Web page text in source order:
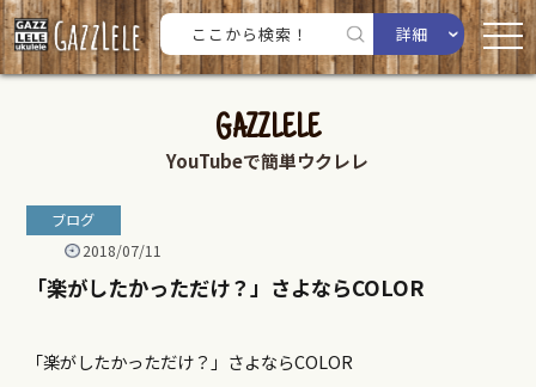
詳細
GAZZLELE
YouTubeで簡単ウクレレ
ブログ
2018/07/11
「楽がしたかっただけ？」さよならCOLOR
「楽がしたかっただけ？」さよならCOLOR